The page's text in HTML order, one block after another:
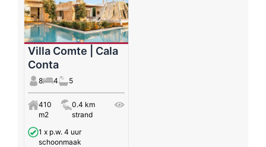
Villa Comte | Cala
Conta
8 4 5
410
m2
0.4 km
strand
1 x p.w. 4 uur
schoonmaak